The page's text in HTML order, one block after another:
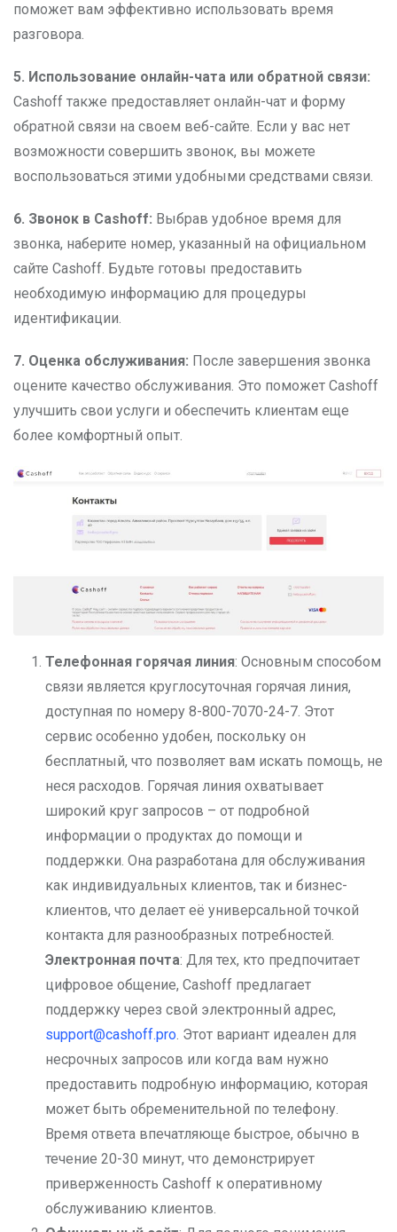
поможет вам эффективно использовать время
разговора.
5. Использование онлайн-чата или обратной связи:
Cashoff также предоставляет онлайн-чат и форму
обратной связи на своем веб-сайте. Если у вас нет
возможности совершить звонок, вы можете
воспользоваться этими удобными средствами связи.
6. Звонок в Cashoff: Выбрав удобное время для
звонка, наберите номер, указанный на официальном
сайте Cashoff. Будьте готовы предоставить
необходимую информацию для процедуры
идентификации.
7. Оценка обслуживания: После завершения звонка
оцените качество обслуживания. Это поможет Cashoff
улучшить свои услуги и обеспечить клиентам еще
более комфортный опыт.
Телефонная горячая линия: Основным способом
связи является круглосуточная горячая линия,
доступная по номеру 8-800-7070-24-7. Этот
сервис особенно удобен, поскольку он
бесплатный, что позволяет вам искать помощь, не
неся расходов. Горячая линия охватывает
широкий круг запросов – от подробной
информации о продуктах до помощи и
поддержки. Она разработана для обслуживания
как индивидуальных клиентов, так и бизнес-
клиентов, что делает её универсальной точкой
контакта для разнообразных потребностей.
Электронная почта: Для тех, кто предпочитает
цифровое общение, Cashoff предлагает
поддержку через свой электронный адрес,
support@cashoff.pro. Этот вариант идеален для
несрочных запросов или когда вам нужно
предоставить подробную информацию, которая
может быть обременительной по телефону.
Время ответа впечатляюще быстрое, обычно в
течение 20-30 минут, что демонстрирует
приверженность Cashoff к оперативному
обслуживанию клиентов.